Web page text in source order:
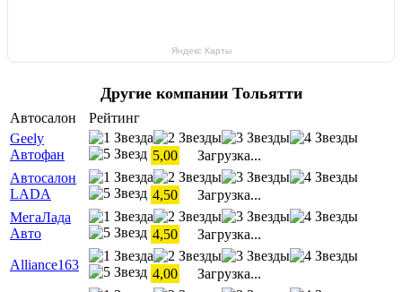
Яндекс Карты
Другие компании Тольятти
Автосалон
Рейтинг
Geely
Автофан
5,00
Загрузка...
Автосалон
LADA
4,50
Загрузка...
МегаЛада
Авто
4,50
Загрузка...
Alliance163
4,00
Загрузка...